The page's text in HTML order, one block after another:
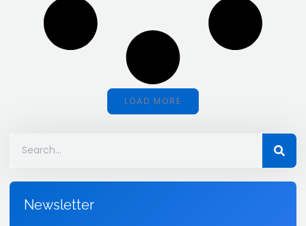
LOAD MORE
Newsletter